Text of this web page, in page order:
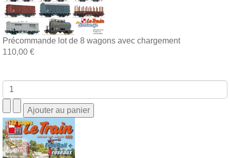
Précommande lot de 8 wagons avec chargement
110,00 €